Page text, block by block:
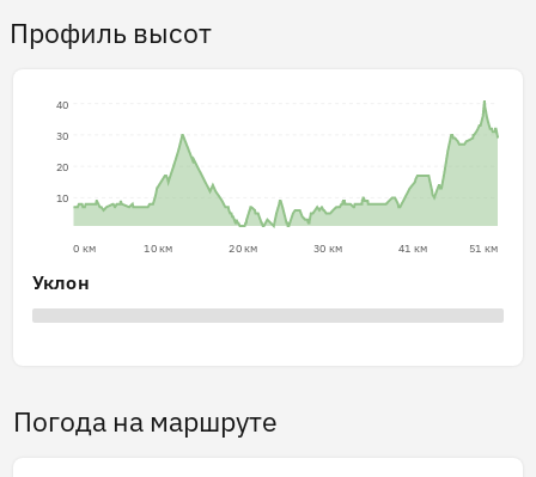
Профиль высот
10
20
30
40
0 км 10 км 20 км 30 км 41 км 51 км
Уклон
Погода на маршруте